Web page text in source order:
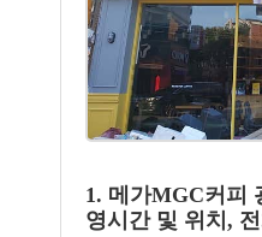
1. 메가MGC커피
영시간 및 위치,